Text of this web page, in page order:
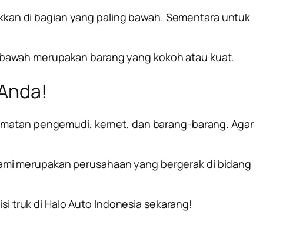
di bagian yang paling bawah. Sementara untuk
merupakan barang yang kokoh atau kuat.
pengemudi, kernet, dan barang-barang. Agar
merupakan perusahaan yang bergerak di bidang
truk di Halo Auto Indonesia sekarang!